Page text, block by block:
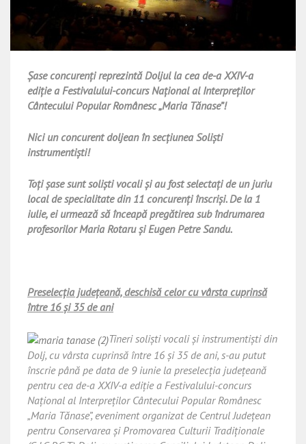
Șase concurenţi reprezintă Doljul la cea de-a XXIV-a
ediţie a Festivalului-concurs Naţional al Interpreţilor
Cântecului Popular Românesc „Maria Tănase”!
Nici un concurent doljean în secţiunea Solişti
instrumentişti!
Toţi şase sunt solişti vocali şi au fost selectaţi de un juriu
local de specialitate din 11 concurenţi înscrişi. De la 1
iulie, ei urmează să înceapă pregătirea sub îndrumarea
profesorilor Maria Rotaru şi Eugen Petre Sandu.
Preselecţia judeţeană, deschisă celor cu vârsta cuprinsă
între 16 şi 35 de ani
Tineri solişti vocali şi instrumentişti din
Dolj, cu vârsta cuprinsă între 16 şi 35 de ani, s-au putut
înscrie până pe data de 9 iunie la preselecţia judeţeană
pentru cea de-a XXIV-a ediţie a Festivalului-concurs
Naţional al Interpreţilor Cântecului Popular Românesc
„Maria Tănase”, eveniment organizat de Centrul Judeţean
pentru Conservarea şi Promovarea Culturii Tradiţionale